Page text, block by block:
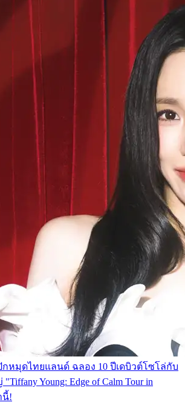
กหมุดไทยแลนด์ ฉลอง 10 ปีเดบิวต์โซโล่กับ
Young: Edge of Calm Tour in
นี้!